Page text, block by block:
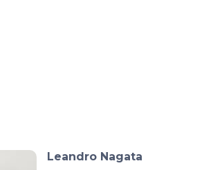
Leandro Nagata